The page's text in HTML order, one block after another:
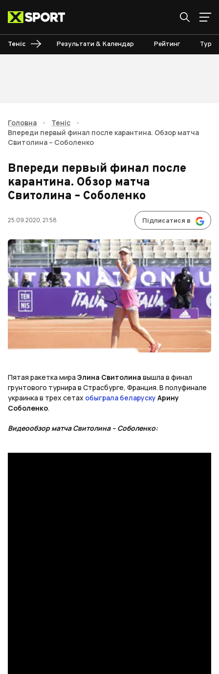
Теніс Результати & Календар Рейтинг
Головна • Теніс
•
Впереди первый финал после карантина. Обзор матча
Свитолина – Соболенко
Впереди первый финал после
карантина. Обзор матча
Свитолина – Соболенко
25.09.2020, 21:58 Підписатися в
Пятая ракетка мира Элина Свитолина вышла в финал
грунтового турнира в Страсбурге, Франция. В полуфинале
украинка в трех сетах обыграла беларуску Арину
Соболенко.
Видеообзор матчаСвитолина – Соболенко: